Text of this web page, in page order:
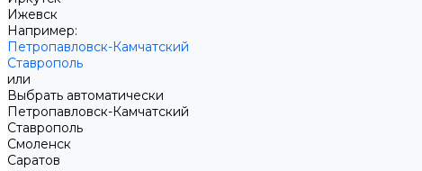
Ижевск
Например:
Петропавловск-Камчатский
Ставрополь
или
Выбрать автоматически
Петропавловск-Камчатский
Ставрополь
Смоленск
Саратов